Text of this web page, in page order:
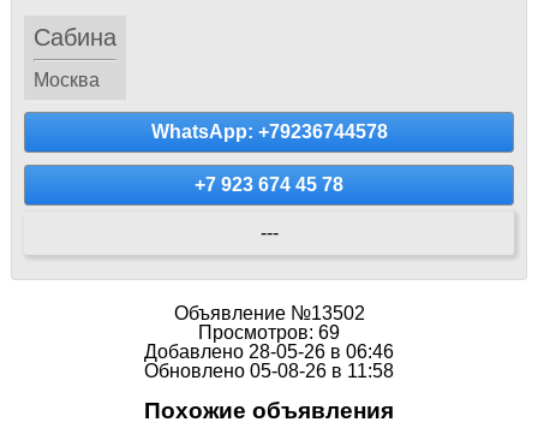
Сабина
Москва
WhatsApp: +79236744578
+7 923 674 45 78
---
Объявление №13502
Просмотров: 69
Добавлено 28-05-26 в 06:46
Обновлено 05-08-26 в 11:58
Похожие объявления